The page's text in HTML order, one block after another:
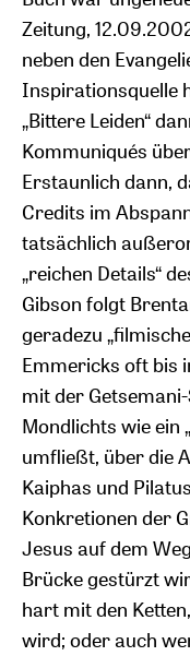
Zeitung,
neben den
Inspirationsquelle
„Bittere Leiden“
Kommuniqués
Erstaunlich dann,
Credits im
tatsächlich
„reichen Details“
Gibson folgt
geradezu
Emmericks oft bis
mit der
Mondlichts wie ein
umfließt, über die
Kaiphas und
Konkretionen der
Jesus auf dem
Brücke gestürzt
hart mit den
wird; oder auch